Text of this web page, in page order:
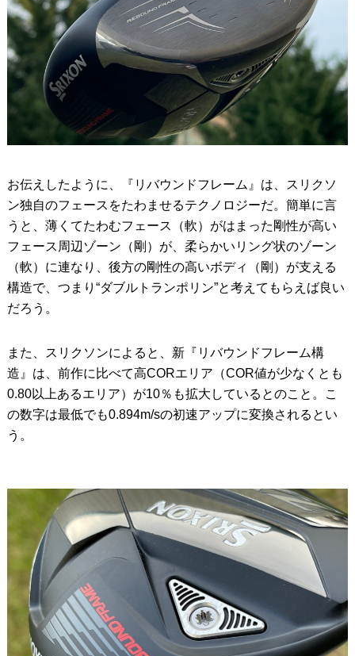
お伝えしたように、『リバウンドフレーム』は、スリクソ
ン独自のフェースをたわませるテクノロジーだ。簡単に言
うと、薄くてたわむフェース（軟）がはまった剛性が高い
フェース周辺ゾーン（剛）が、柔らかいリング状のゾーン
（軟）に連なり、後方の剛性の高いボディ（剛）が支える
構造で、つまり“ダブルトランポリン”と考えてもらえば良い
だろう。
また、スリクソンによると、新『リバウンドフレーム構
造』は、前作に比べて高CORエリア（COR値が少なくとも
0.80以上あるエリア）が10％も拡大しているとのこと。こ
の数字は最低でも0.894m/sの初速アップに変換されるとい
う。